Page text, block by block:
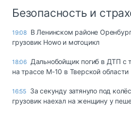
Безопасность и
19:08 В Ленинском районе
грузовик Howo и мотоцикл
18:06 Дальнобойщик погиб в ДТП с
на трассе М-10 в Тверской области
16:55 За секунду затянуло под
грузовик наехал на женщину у